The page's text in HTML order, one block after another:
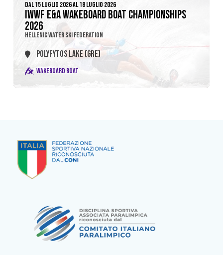
DAL 15 LUGLIO 2026 AL 18 LUGLIO 2026
IWWF E&A WAKEBOARD BOAT CHAMPIONSHIPS
2026
HELLENIC WATER SKI FEDERATION
POLYFYTOS LAKE (GRE)
WAKEBOARD BOAT